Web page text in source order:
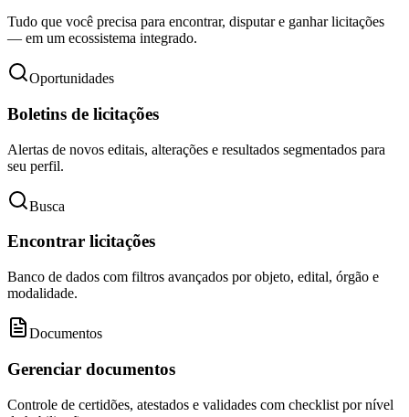
Tudo que você precisa para encontrar, disputar e ganhar licitações
— em um ecossistema integrado.
Oportunidades
Boletins de licitações
Alertas de novos editais, alterações e resultados segmentados para
seu perfil.
Busca
Encontrar licitações
Banco de dados com filtros avançados por objeto, edital, órgão e
modalidade.
Documentos
Gerenciar documentos
Controle de certidões, atestados e validades com checklist por nível